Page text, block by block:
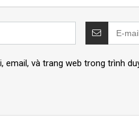
email, và trang web trong trình